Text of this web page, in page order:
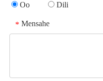
Oo Dili
* Mensahe